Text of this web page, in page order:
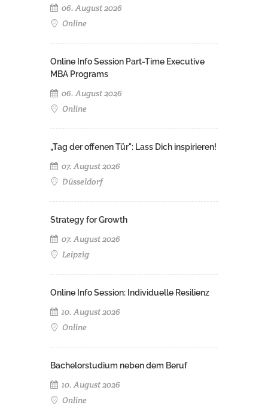
06. August 2026
Online
Online Info Session Part-Time Executive
MBA Programs
06. August 2026
Online
„Tag der offenen Tür": Lass Dich inspirieren!
07. August 2026
Düsseldorf
Strategy for Growth
07. August 2026
Leipzig
Online Info Session: Individuelle Resilienz
10. August 2026
Online
Bachelorstudium neben dem Beruf
10. August 2026
Online